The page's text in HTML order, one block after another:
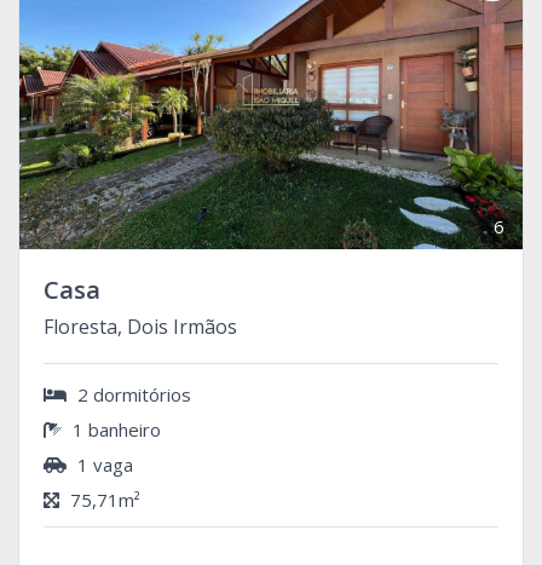
6
Casa
Floresta, Dois Irmãos
2 dormitórios
1 banheiro
1 vaga
75,71m²